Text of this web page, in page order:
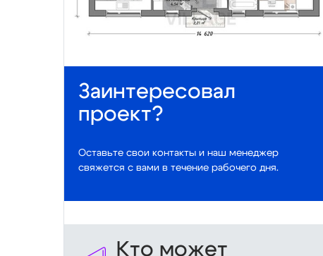
Заинтересовал
проект?
Оставьте свои контакты и наш менеджер
свяжется с вами в течение рабочего дня.
Кто может